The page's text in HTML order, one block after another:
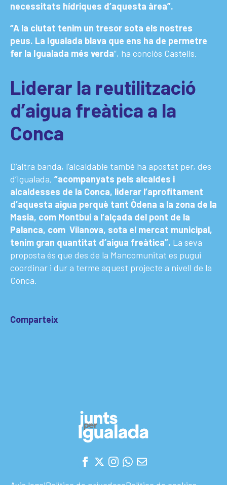
necessitats hídriques d’aquesta àrea”.
“A la ciutat tenim un tresor sota els nostres
peus. La Igualada blava que ens ha de permetre
fer la Igualada més verda”, ha conclòs Castells.
Liderar la reutilització
d’aigua freàtica a la
Conca
D’altra banda, l’alcaldable també ha apostat per, des
d’Igualada, “acompanyats pels alcaldes i
alcaldesses de la Conca, liderar l’aprofitament
d’aquesta aigua perquè tant Òdena a la zona de la
Masia, com Montbui a l‘alçada del pont de la
Palanca, com Vilanova, sota el mercat municipal,
tenim gran quantitat d’aigua freàtica”. La seva
proposta és que des de la Mancomunitat es pugui
coordinar i dur a terme aquest projecte a nivell de la
Conca.
Comparteix